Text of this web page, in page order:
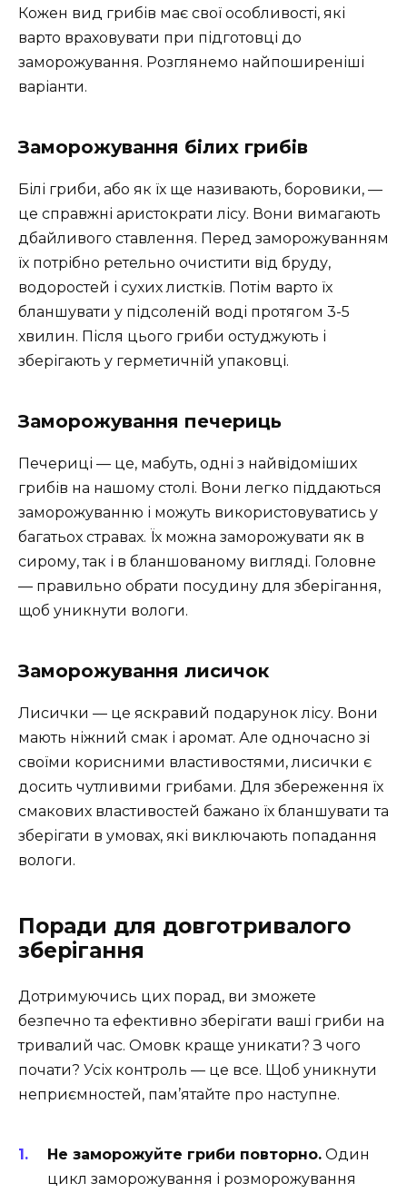
Кожен вид грибів має свої особливості, які
варто враховувати при підготовці до
заморожування. Розглянемо найпоширеніші
варіанти.
Заморожування білих грибів
Білі гриби, або як їх ще називають, боровики, —
це справжні аристократи лісу. Вони вимагають
дбайливого ставлення. Перед заморожуванням
їх потрібно ретельно очистити від бруду,
водоростей і сухих листків. Потім варто їх
бланшувати у підсоленій воді протягом 3-5
хвилин. Після цього гриби остуджують і
зберігають у герметичній упаковці.
Заморожування печериць
Печериці — це, мабуть, одні з найвідоміших
грибів на нашому столі. Вони легко піддаються
заморожуванню і можуть використовуватись у
багатьох стравах. Їх можна заморожувати як в
сирому, так і в бланшованому вигляді. Головне
— правильно обрати посудину для зберігання,
щоб уникнути вологи.
Заморожування лисичок
Лисички — це яскравий подарунок лісу. Вони
мають ніжний смак і аромат. Але одночасно зі
своїми корисними властивостями, лисички є
досить чутливими грибами. Для збереження їх
смакових властивостей бажано їх бланшувати та
зберігати в умовах, які виключають попадання
вологи.
Поради для довготривалого
зберігання
Дотримуючись цих порад, ви зможете
безпечно та ефективно зберігати ваші гриби на
тривалий час. Омовк краще уникати? З чого
почати? Усіх контроль — це все. Щоб уникнути
неприємностей, пам’ятайте про наступне.
Не заморожуйте гриби повторно. Один
цикл заморожування і розморожування